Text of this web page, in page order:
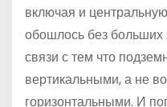
включая и
обошлось без больших
связи с тем что
вертикальными, а не
горизонтальными. И